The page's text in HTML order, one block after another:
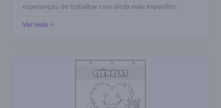
esperanças, de trabalhar com ainda mais experiênc
Ver mais